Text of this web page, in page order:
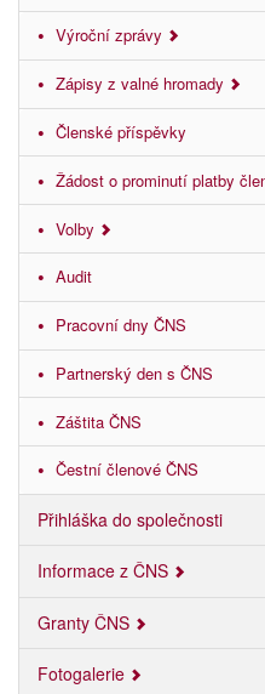
Výroční zprávy
Zápisy z valné hromady
Členské příspěvky
Žádost o prominutí platby
Volby
Audit
Pracovní dny ČNS
Partnerský den s ČNS
Záštita ČNS
Čestní členové ČNS
Přihláška do společnosti
Informace z ČNS
Granty ČNS
Fotogalerie